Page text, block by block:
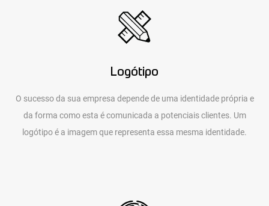
Logótipo
O sucesso da sua empresa depende de uma identidade própria e
da forma como esta é comunicada a potenciais clientes. Um
logótipo é a imagem que representa essa mesma identidade.